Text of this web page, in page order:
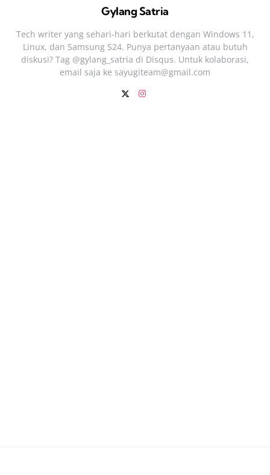
Gylang Satria
Tech writer yang sehari‑hari berkutat dengan Windows 11,
Linux, dan Samsung S24. Punya pertanyaan atau butuh
diskusi? Tag @gylang_satria di Disqus. Untuk kolaborasi,
email saja ke sayugiteam@gmail.com